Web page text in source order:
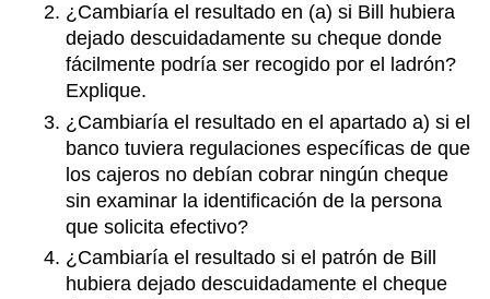
¿Cambiaría el resultado en (a) si Bill hubiera
dejado descuidadamente su cheque donde
fácilmente podría ser recogido por el ladrón?
Explique.
¿Cambiaría el resultado en el apartado a) si el
banco tuviera regulaciones específicas de que
los cajeros no debían cobrar ningún cheque
sin examinar la identificación de la persona
que solicita efectivo?
¿Cambiaría el resultado si el patrón de Bill
hubiera dejado descuidadamente el cheque